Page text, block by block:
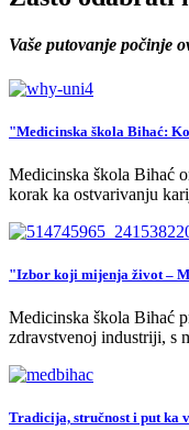
Vaše putovanje počinje
"Medicinska škola Bihać:
Medicinska škola Bihać
korak ka ostvarivanju
"Izbor koji mijenja život –
Medicinska škola Bihać
zdravstvenoj industriji, s
Tradicija, stručnost i put ka